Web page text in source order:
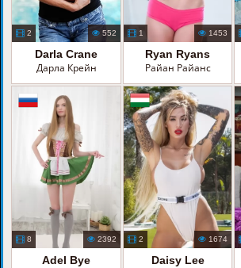
2 552
Darla Crane
Дарла Крейн
1 1453
Ryan Ryans
Райан Райанс
8 2392
Adel Bye
2 1674
Daisy Lee